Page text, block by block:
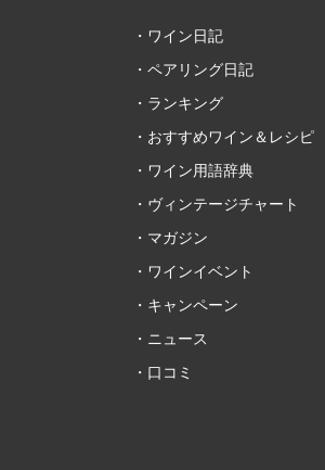
ワイン日記
ペアリング日記
ランキング
おすすめワイン＆レシピ
ワイン用語辞典
ヴィンテージチャート
マガジン
ワインイベント
キャンペーン
ニュース
口コミ